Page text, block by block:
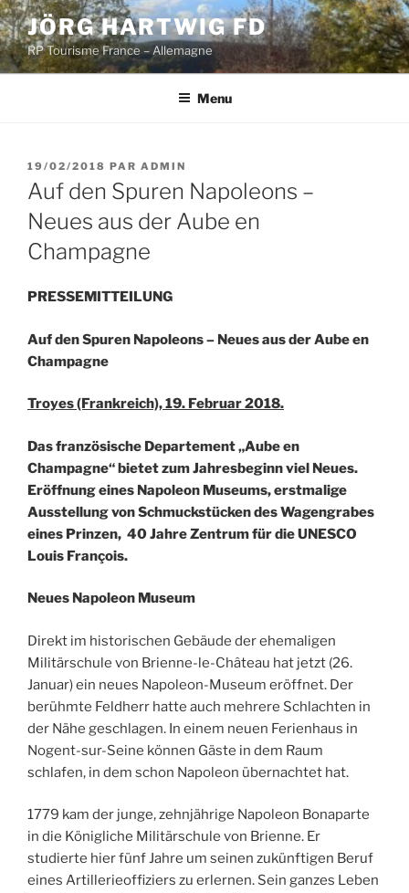
Aller
au
contenu
principal
JÖRG HARTWIG FD
RP Tourisme France – Allemagne
Menu
PUBLIÉ
LE
19/02/2018 PAR ADMIN
Auf den Spuren Napoleons –
Neues aus der Aube en
Champagne
PRESSEMITTEILUNG
Auf den Spuren Napoleons – Neues aus der Aube en
Champagne
Troyes (Frankreich), 19. Februar 2018.
Das französische Departement „Aube en
Champagne“ bietet zum Jahresbeginn viel Neues.
Eröffnung eines Napoleon Museums, erstmalige
Ausstellung von Schmuckstücken des Wagengrabes
eines Prinzen, 40 Jahre Zentrum für die UNESCO
Louis François.
Neues Napoleon Museum
Direkt im historischen Gebäude der ehemaligen
Militärschule von Brienne-le-Château hat jetzt (26.
Januar) ein neues Napoleon-Museum eröffnet. Der
berühmte Feldherr hatte auch mehrere Schlachten in
der Nähe geschlagen. In einem neuen Ferienhaus in
Nogent-sur-Seine können Gäste in dem Raum
schlafen, in dem schon Napoleon übernachtet hat.
1779 kam der junge, zehnjährige Napoleon Bonaparte
in die Königliche Militärschule von Brienne. Er
studierte hier fünf Jahre um seinen zukünftigen Beruf
eines Artillerieoffiziers zu erlernen. Sein ganzes Leben